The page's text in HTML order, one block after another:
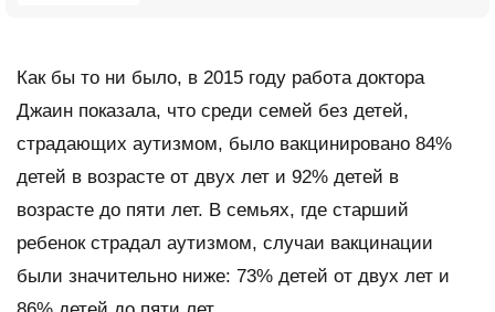
Как бы то ни было, в 2015 году работа доктора
Джаин показала, что среди семей без детей,
страдающих аутизмом, было вакцинировано 84%
детей в возрасте от двух лет и 92% детей в
возрасте до пяти лет. В семьях, где старший
ребенок страдал аутизмом, случаи вакцинации
были значительно ниже: 73% детей от двух лет и